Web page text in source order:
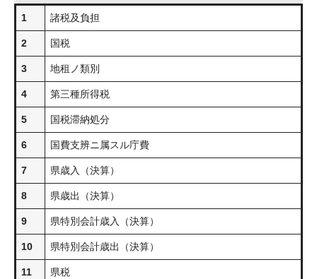
1 諸税及負担
2 国税
3 地租ノ類別
4 第三種所得税
5 国税滞納処分
6 国費支辨ニ属スル庁費
7 県歳入（決算）
8 県歳出（決算）
9 県特別会計歳入（決算）
10 県特別会計歳出（決算）
11 県税